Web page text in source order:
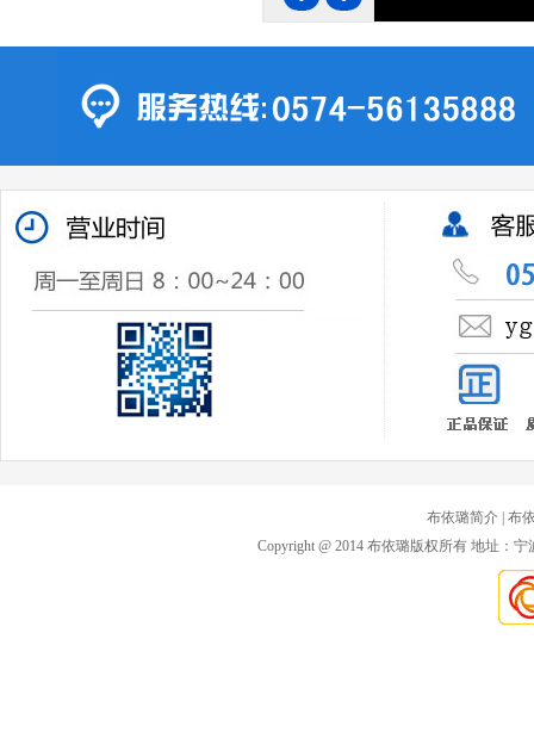
布依璐简介 | 布
Copyright @ 2014 布依璐版权所有 地址